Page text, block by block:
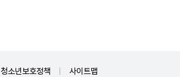
청소년보호정책 사이트맵